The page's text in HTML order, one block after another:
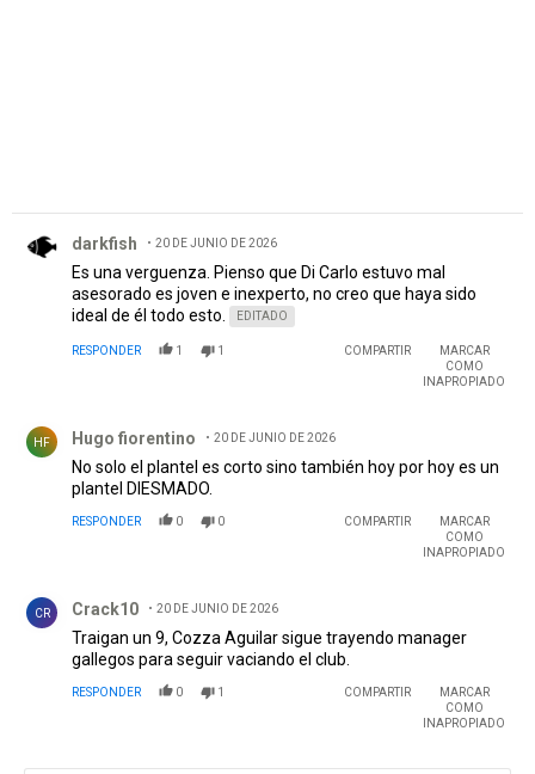
darkfish 20 DE JUNIO DE 2026
Es una verguenza. Pienso que Di Carlo estuvo mal
asesorado es joven e inexperto, no creo que haya sido
ideal de él todo esto.
EDITADO
RESPONDER 1 1 COMPARTIR
MARCAR
COMO
INAPROPIADO
HF Hugo fiorentino 20 DE JUNIO DE 2026
No solo el plantel es corto sino también hoy por hoy es un
plantel DIESMADO.
RESPONDER 0 0 COMPARTIR
MARCAR
COMO
INAPROPIADO
CR Crack10 20 DE JUNIO DE 2026
Traigan un 9, Cozza Aguilar sigue trayendo manager
gallegos para seguir vaciando el club.
RESPONDER 0 1 COMPARTIR
MARCAR
COMO
INAPROPIADO